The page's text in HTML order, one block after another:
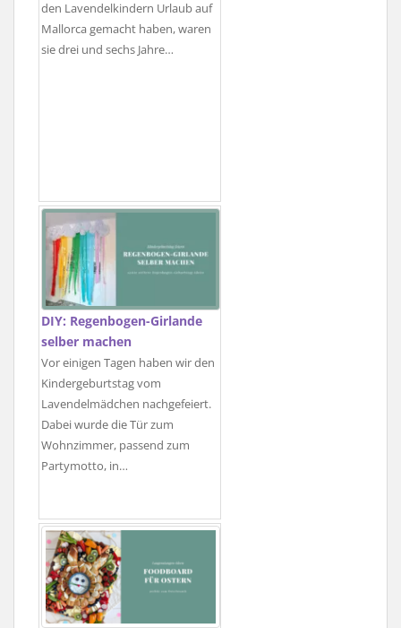
den Lavendelkindern Urlaub auf
Mallorca gemacht haben, waren
sie drei und sechs Jahre…
DIY: Regenbogen-Girlande
selber machen
Vor einigen Tagen haben wir den
Kindergeburtstag vom
Lavendelmädchen nachgefeiert.
Dabei wurde die Tür zum
Wohnzimmer, passend zum
Partymotto, in…